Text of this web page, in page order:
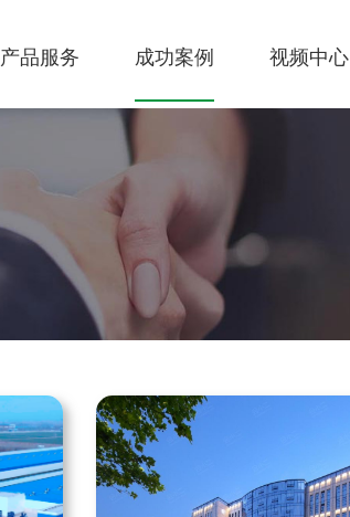
产品服务 成功案例 视频中心